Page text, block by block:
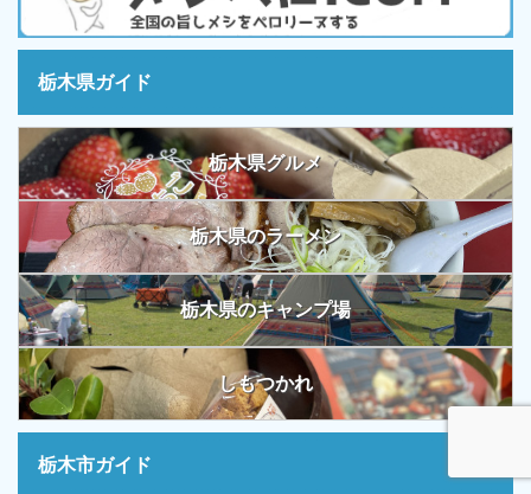
栃木県ガイド
栃木県グルメ
栃木県のラーメン
栃木県のキャンプ場
しもつかれ
栃木市ガイド